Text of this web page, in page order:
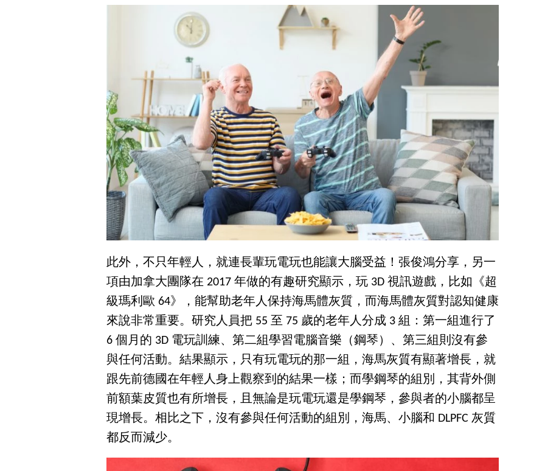
此外，不只年輕人，就連長輩玩電玩也能讓大腦受益！張俊鴻分享，另一
項由加拿大團隊在 2017 年做的有趣研究顯示，玩 3D 視訊遊戲，比如《超
級瑪利歐 64》，能幫助老年人保持海馬體灰質，而海馬體灰質對認知健康
來說非常重要。研究人員把 55 至 75 歲的老年人分成 3 組：第一組進行了
6 個月的 3D 電玩訓練、第二組學習電腦音樂（鋼琴）、第三組則沒有參
與任何活動。結果顯示，只有玩電玩的那一組，海馬灰質有顯著增長，就
跟先前德國在年輕人身上觀察到的結果一樣；而學鋼琴的組別，其背外側
前額葉皮質也有所增長，且無論是玩電玩還是學鋼琴，參與者的小腦都呈
現增長。相比之下，沒有參與任何活動的組別，海馬、小腦和 DLPFC 灰質
都反而減少。